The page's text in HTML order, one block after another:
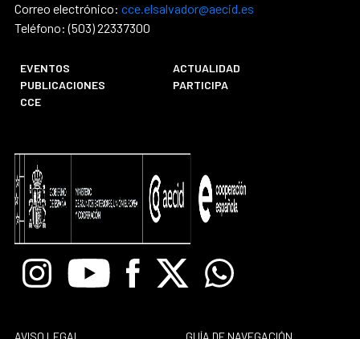
Correo electrónico: cce.elsalvador@aecid.es
Teléfono: (503) 22337300
EVENTOS
ACTUALIDAD
PUBLICACIONES
PARTICIPA
CCE
InstagramYoutube Facebook
X Whatsapp